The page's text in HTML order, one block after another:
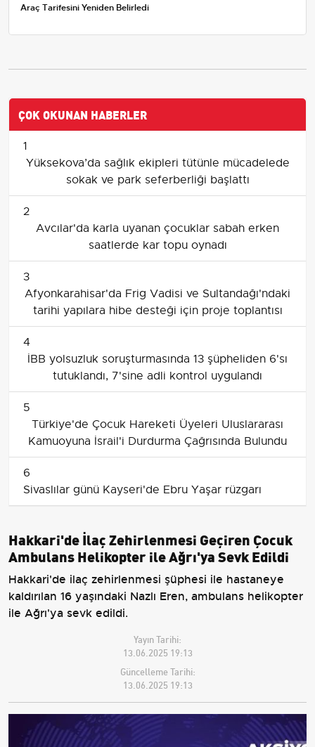
Araç Tarifesini Yeniden Belirledi
ÇOK OKUNAN HABERLER
1
Yüksekova’da sağlık ekipleri tütünle mücadelede
sokak ve park seferberliği başlattı
2
Avcılar'da karla uyanan çocuklar sabah erken
saatlerde kar topu oynadı
3
Afyonkarahisar'da Frig Vadisi ve Sultandağı'ndaki
tarihi yapılara hibe desteği için proje toplantısı
4
İBB yolsuzluk soruşturmasında 13 şüpheliden 6'sı
tutuklandı, 7'sine adli kontrol uygulandı
5
Türkiye'de Çocuk Hareketi Üyeleri Uluslararası
Kamuoyuna İsrail'i Durdurma Çağrısında Bulundu
6
Sivaslılar günü Kayseri'de Ebru Yaşar rüzgarı
Hakkari'de İlaç Zehirlenmesi Geçiren Çocuk
Ambulans Helikopter ile Ağrı'ya Sevk Edildi
Hakkari'de ilaç zehirlenmesi şüphesi ile hastaneye
kaldırılan 16 yaşındaki Nazlı Eren, ambulans helikopter
ile Ağrı'ya sevk edildi.
Yayın Tarihi:
13.06.2025 19:13
Güncelleme Tarihi:
13.06.2025 19:13